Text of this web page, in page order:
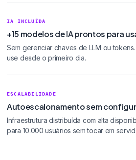
IA INCLUÍDA
+15 modelos de IA prontos para
Sem gerenciar chaves de LLM ou
use desde o primeiro dia.
ESCALABILIDADE
Autoescalonamento sem
Infraestrutura distribuída com alta
para 10.000 usuários sem tocar em